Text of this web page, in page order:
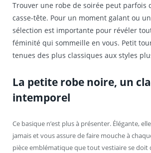
Trouver une robe de soirée peut parfois
casse-tête. Pour un moment galant ou
sélection est importante pour révéler
féminité qui sommeille en vous. Petit
tenues des plus classiques aux styles
La petite robe noire, un
intemporel
Ce basique n’est plus à présenter. Élégante,
jamais et vous assure de faire mouche à
pièce emblématique que tout vestiaire se doit